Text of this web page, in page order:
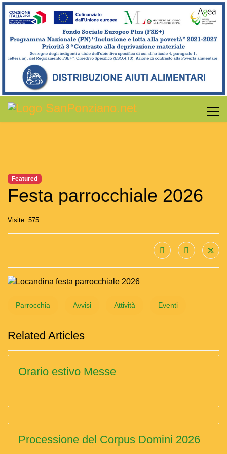
Featured
Festa parrocchiale 2026
Visite: 575
Parrocchia Avvisi Attività Eventi
Related Articles
Orario estivo Messe
Processione del Corpus Domini 2026